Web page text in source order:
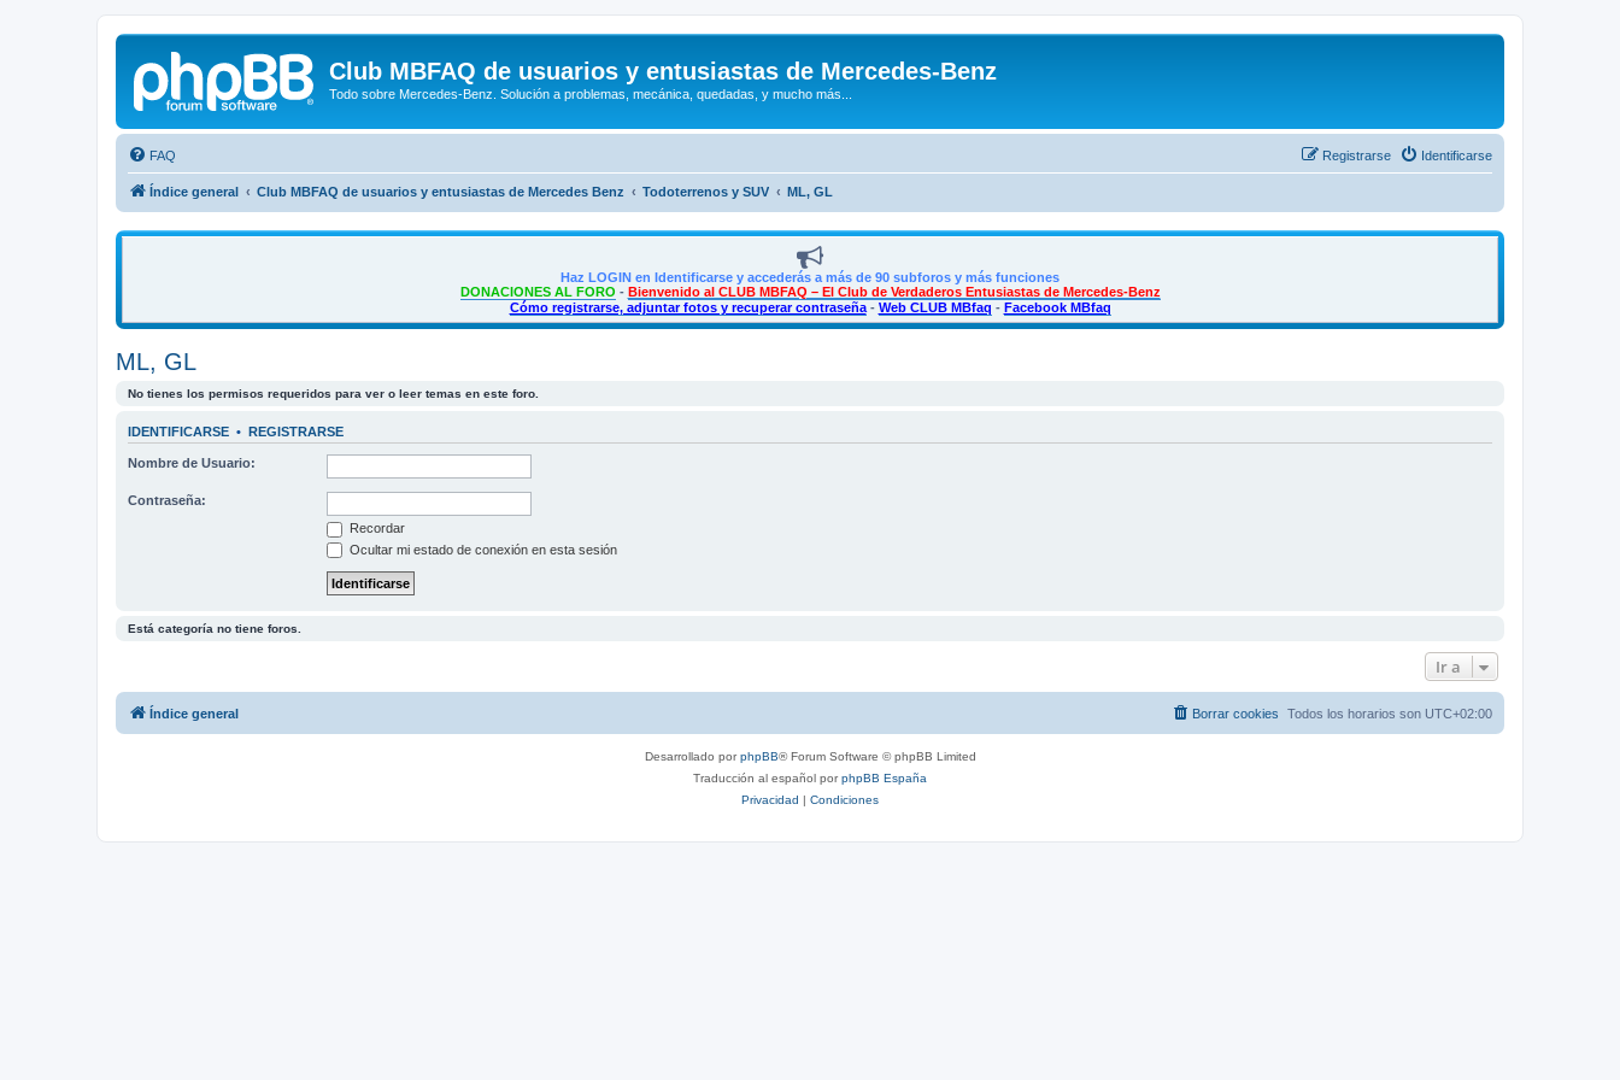
Club MBFAQ de usuarios y entusiastas de Mercedes-Benz
Todo sobre Mercedes-Benz. Solución a problemas, mecánica, quedadas, y mucho más...
FAQ Identificarse
Registrarse
Índice general Club MBFAQ de usuarios y entusiastas de Mercedes Benz Todoterrenos y SUV ML, GL
Haz LOGIN en Identificarse y accederás a más de 90 subforos y más funciones
DONACIONES AL FORO - Bienvenido al CLUB MBFAQ – El Club de Verdaderos Entusiastas de Mercedes-Benz
Cómo registrarse, adjuntar fotos y recuperar contraseña- Web CLUB MBfaq - Facebook MBfaq
ML, GL
No tienes los permisos requeridos para ver o leer temas en este foro.
IDENTIFICARSE • REGISTRARSE
Nombre de Usuario:
Contraseña:
Recordar
Ocultar mi estado de conexión en esta sesión
Está categoría no tiene foros.
Ir a
Índice general Todos los horarios son UTC+02:00
Borrar cookies
Desarrollado porphpBB® Forum Software © phpBB Limited
Traducción al español porphpBB España
Privacidad | Condiciones